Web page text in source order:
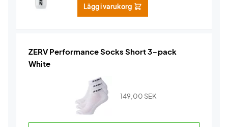
Lägg i varukorg
ZERV Performance Socks Short 3-pack
White
149,00 SEK